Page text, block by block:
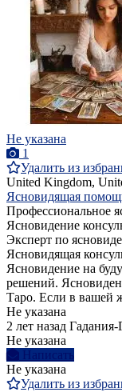
Не указана
1
Удалить из
United Kingdom,
Ясновидящая
Профессиональное
Ясновидение
Эксперт по
Ясновидящая
Ясновидение на
решений.
Таро. Если в вашей
Не указана
2 лет назад Гадания-
Не указана
Написать
Не указана
Удалить из